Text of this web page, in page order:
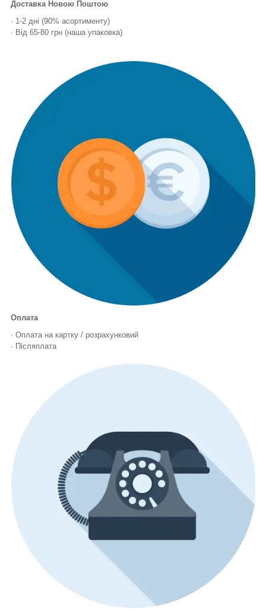
Доставка Новою Поштою
· 1-2 дні (90% асортименту)
· Від 65-80 грн (наша упаковка)
Оплата
· Оплата на картку / розрахунковий
· Післяплата